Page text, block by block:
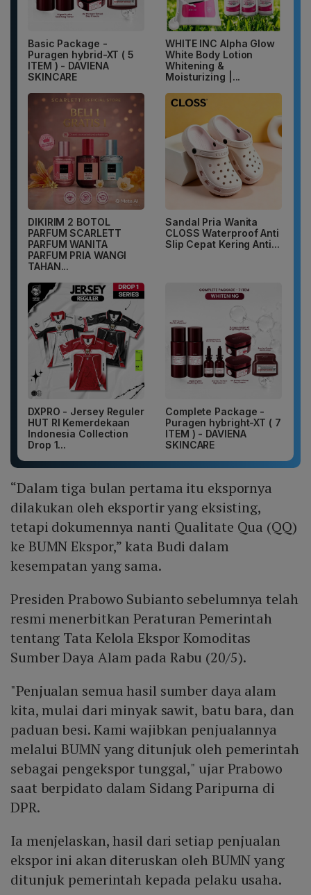
Basic Package -
Puragen hybrid-XT ( 5
ITEM ) - DAVIENA
SKINCARE
WHITE INC Alpha Glow
White Body Lotion
Whitening &
Moisturizing |...
DIKIRIM 2 BOTOL
PARFUM SCARLETT
PARFUM WANITA
PARFUM PRIA WANGI
TAHAN...
Sandal Pria Wanita
CLOSS Waterproof Anti
Slip Cepat Kering Anti...
DXPRO - Jersey Reguler
HUT RI Kemerdekaan
Indonesia Collection
Drop 1...
Complete Package -
Puragen hybright-XT ( 7
ITEM ) - DAVIENA
SKINCARE
“Dalam tiga bulan pertama itu ekspornya
dilakukan oleh eksportir yang eksisting,
tetapi dokumennya nanti Qualitate Qua (QQ)
ke BUMN Ekspor,” kata Budi dalam
kesempatan yang sama.
Presiden Prabowo Subianto sebelumnya telah
resmi menerbitkan Peraturan Pemerintah
tentang Tata Kelola Ekspor Komoditas
Sumber Daya Alam pada Rabu (20/5).
"Penjualan semua hasil sumber daya alam
kita, mulai dari minyak sawit, batu bara, dan
paduan besi. Kami wajibkan penjualannya
melalui BUMN yang ditunjuk oleh pemerintah
sebagai pengekspor tunggal," ujar Prabowo
saat berpidato dalam Sidang Paripurna di
DPR.
Ia menjelaskan, hasil dari setiap penjualan
ekspor ini akan diteruskan oleh BUMN yang
ditunjuk pemerintah kepada pelaku usaha.